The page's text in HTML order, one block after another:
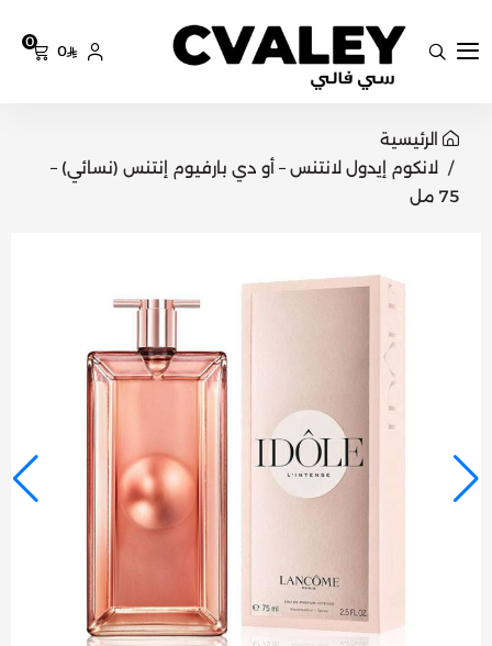
سي فالي
0
0
الرئيسية
لانكوم إيدول لانتنس – أو دي بارفيوم إنتنس (نسائي) –
75 مل